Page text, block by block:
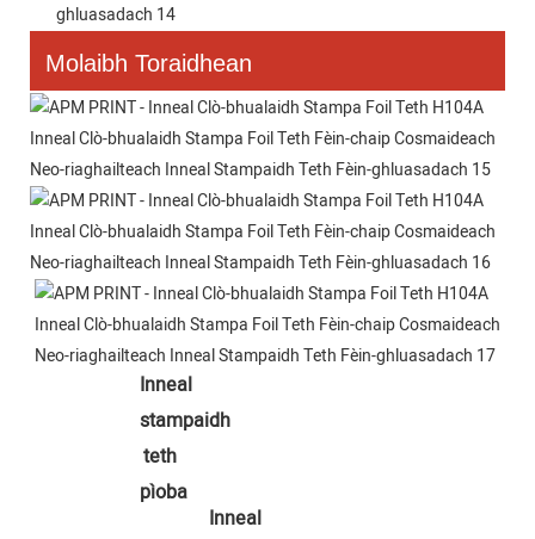
Molaibh Toraidhean
Inneal
stampaidh
teth
pìoba
Inneal